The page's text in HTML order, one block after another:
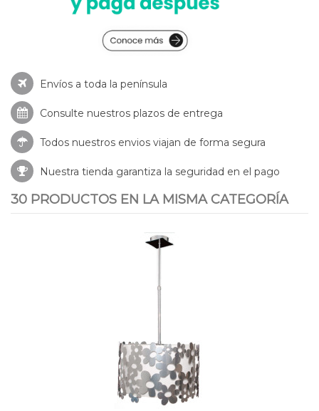
Envíos a toda la península
Consulte nuestros plazos de entrega
Todos nuestros envios viajan de forma segura
Nuestra tienda garantiza la seguridad en el pago
30 PRODUCTOS EN LA MISMA CATEGORÍA